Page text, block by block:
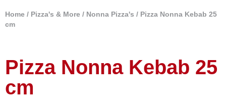
Home / Pizza's & More / Nonna Pizza's / Pizza Nonna Kebab 25
cm
Pizza Nonna Kebab 25
cm